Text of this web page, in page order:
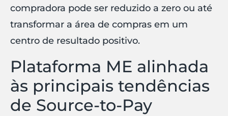
compradora pode ser reduzido a zero ou até
transformar a área de compras em um
centro de resultado positivo.
Plataforma ME alinhada
às principais tendências
de Source-to-Pay